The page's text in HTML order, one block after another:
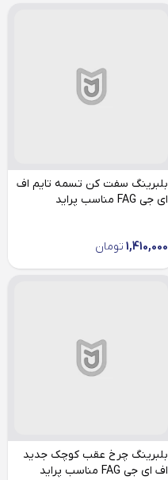
بلبرینگ سفت کن تسمه تایم اف
ای جی FAG مناسب پراید
1,410,000 تومان
بلبرینگ چرخ عقب کوچک جدید
اف ای جی FAG مناسب پراید